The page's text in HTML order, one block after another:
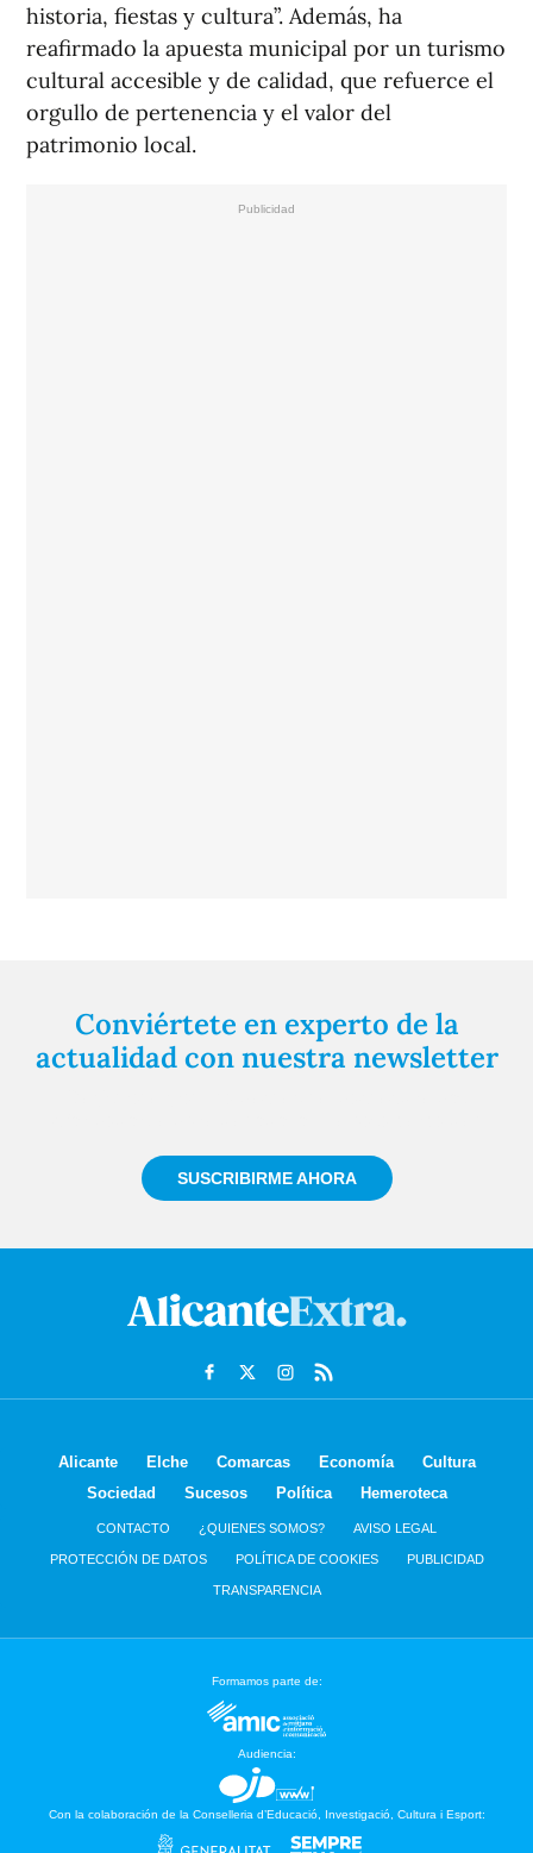
historia, fiestas y cultura”. Además, ha
reafirmado la apuesta municipal por un turismo
cultural accesible y de calidad, que refuerce el
orgullo de pertenencia y el valor del
patrimonio local.
Conviértete en experto de la
actualidad con nuestra newsletter
SUSCRIBIRME AHORA
Alicante Elche Comarcas Economía
Cultura
Sociedad
Sucesos Política Hemeroteca
CONTACTO ¿QUIENES SOMOS? AVISO LEGAL
PROTECCIÓN DE DATOS POLÍTICA DE COOKIES PUBLICIDAD
TRANSPARENCIA
Formamos parte de:
Audiencia:
Con la colaboración de la Conselleria d’Educació, Investigació, Cultura i Esport: